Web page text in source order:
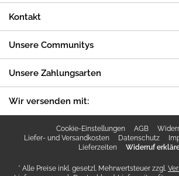
Kontakt
Unsere Communitys
Unsere Zahlungsarten
Wir versenden mit:
Cookie-Einstellungen AGB
Liefer- und Versandkosten
Datenschutz
Lieferzeiten
Widerruf
* Alle Preise inkl. gesetzl. Mehrwertsteuer zzgl.